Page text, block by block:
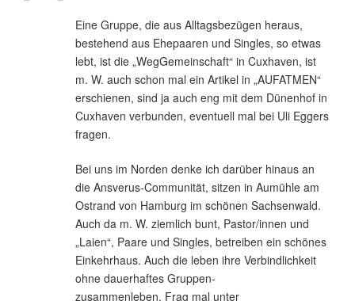
Eine Gruppe, die aus Alltagsbezügen heraus,
bestehend aus Ehepaaren und Singles, so etwas
lebt, ist die „WegGemeinschaft“ in Cuxhaven, ist
m. W. auch schon mal ein Artikel in „AUFATMEN“
erschienen, sind ja auch eng mit dem Dünenhof in
Cuxhaven verbunden, eventuell mal bei Uli Eggers
fragen.
Bei uns im Norden denke ich darüber hinaus an
die Ansverus-Communität, sitzen in Aumühle am
Ostrand von Hamburg im schönen Sachsenwald.
Auch da m. W. ziemlich bunt, Pastor/innen und
„Laien“, Paare und Singles, betreiben ein schönes
Einkehrhaus. Auch die leben ihre Verbindlichkeit
ohne dauerhaftes Gruppen-
zusammenleben. Frag mal unter